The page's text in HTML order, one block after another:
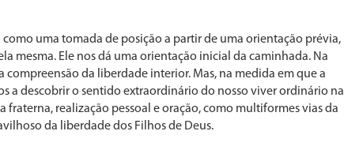
uma tomada de posição a partir de uma orien­tação prévia,
mesma. Ele nos dá uma orientação ini­cial da caminhada. Na
compreensão da liberdade in­terior. Mas, na medida em que a
a descobrir o sentido extraordinário do nosso viver ordinário na
reali­zação pessoal e oração, como multiformes vias da
da liberdade dos Filhos de Deus.